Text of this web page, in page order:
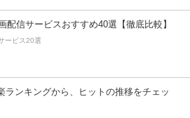
配信サービスおすすめ40選【徹底比較】
ービス20選
ランキングから、ヒットの推移をチェッ